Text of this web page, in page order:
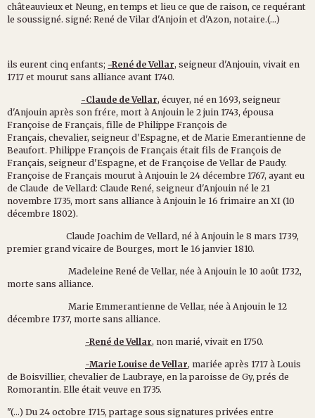
châteauvieux et Neung, en temps et lieu ce que de raison, ce requérant
le soussigné. signé: René de Vilar d'Anjoin et d'Azon, notaire.(...)
ils eurent cinq enfants; -René de Vellar, seigneur d'Anjouin, vivait en
1717 et mourut sans alliance avant 1740.
-Claude de Vellar, écuyer, né en 1693, seigneur
d'Anjouin après son frére, mort à Anjouin le 2 juin 1743, épousa
Françoise de Français, fille de Philippe François de
Français, chevalier, seigneur d'Espagne, et de Marie Emerantienne de
Beaufort. Philippe François de Français était fils de François de
Français, seigneur d'Espagne, et de Françoise de Vellar de Paudy.
Françoise de Français mourut à Anjouin le 24 décembre 1767, ayant eu
de Claude de Vellard: Claude René, seigneur d'Anjouin né le 21
novembre 1735, mort sans alliance à Anjouin le 16 frimaire an XI (10
décembre 1802).
Claude Joachim de Vellard, né à Anjouin le 8 mars 1739,
premier grand vicaire de Bourges, mort le 16 janvier 1810.
Madeleine René de Vellar, née à Anjouin le 10 août 1732,
morte sans alliance.
Marie Emmerantienne de Vellar, née à Anjouin le 12
décembre 1737, morte sans alliance.
-René de Vellar, non marié, vivait en 1750.
-Marie Louise de Vellar, mariée après 1717 à Louis
de Boisvillier, chevalier de Laubraye, en la paroisse de Gy, prés de
Romorantin. Elle était veuve en 1735.
"(...) Du 24 octobre 1715, partage sous signatures privées entre